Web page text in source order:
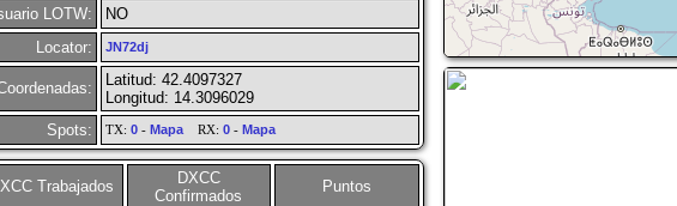
LOTW:
NO
Locator:
JN72dj
Latitud: 42.4097327
Longitud: 14.3096029
Spots:
TX: 0- MapaRX: 0- Mapa
Trabajados
DXCC
Confirmados
Puntos